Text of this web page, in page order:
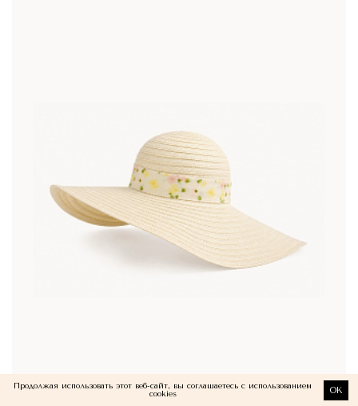
Продолжая использовать этот веб-сайт, вы соглашаетесь с использованием
cookies
OK